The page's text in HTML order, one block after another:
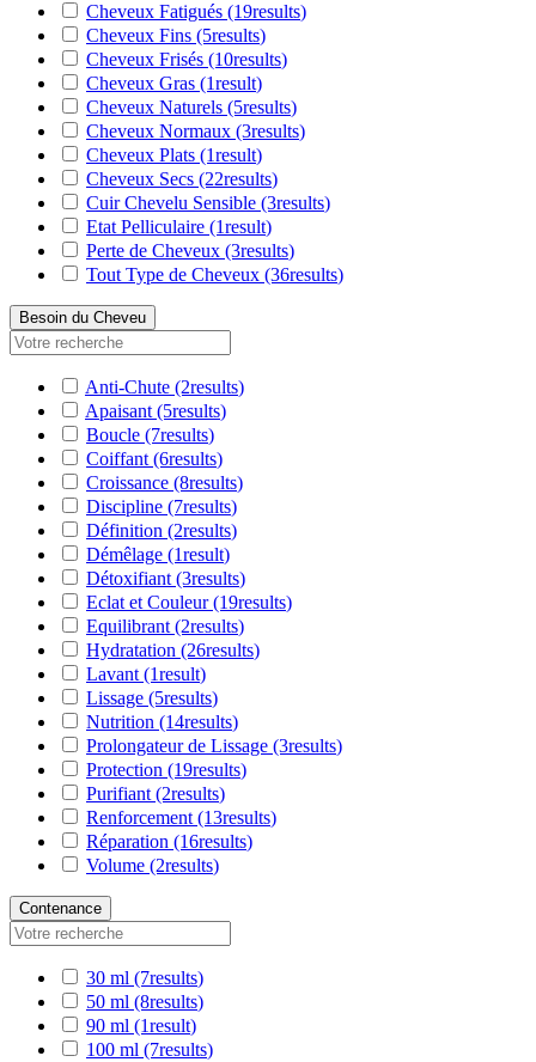
Cheveux Fatigués (19results)
Cheveux Fins (5results)
Cheveux Frisés (10results)
Cheveux Gras (1result)
Cheveux Naturels (5results)
Cheveux Normaux (3results)
Cheveux Plats (1result)
Cheveux Secs (22results)
Cuir Chevelu Sensible (3results)
Etat Pelliculaire (1result)
Perte de Cheveux (3results)
Tout Type de Cheveux (36results)
Besoin du Cheveu
Anti-Chute (2results)
Apaisant (5results)
Boucle (7results)
Coiffant (6results)
Croissance (8results)
Discipline (7results)
Définition (2results)
Démêlage (1result)
Détoxifiant (3results)
Eclat et Couleur(19results)
Equilibrant (2results)
Hydratation (26results)
Lavant (1result)
Lissage (5results)
Nutrition (14results)
Prolongateur de Lissage (3results)
Protection (19results)
Purifiant (2results)
Renforcement (13results)
Réparation (16results)
Volume (2results)
Contenance
30 ml (7results)
50 ml (8results)
90 ml (1result)
100 ml (7results)